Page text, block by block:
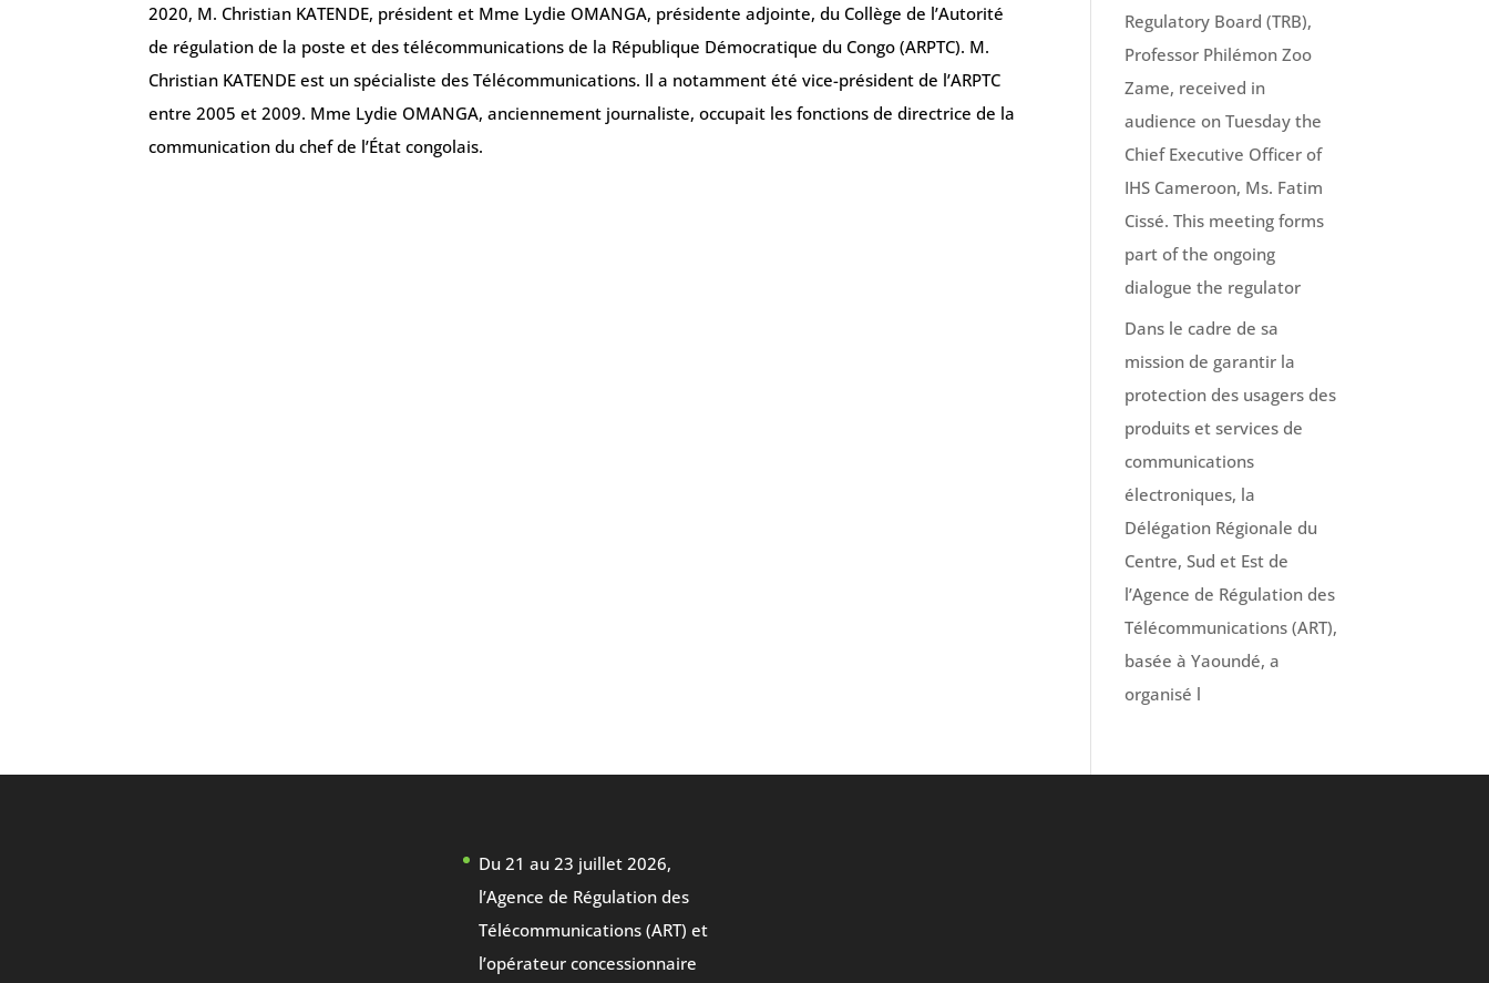
2020, M. Christian KATENDE, président et Mme Lydie OMANGA, présidente adjointe, du Collège de l’Autorité
de régulation de la poste et des télécommunications de la République Démocratique du Congo (ARPTC). M.
Christian KATENDE est un spécialiste des Télécommunications. Il a notamment été vice-président de l’ARPTC
entre 2005 et 2009. Mme Lydie OMANGA, anciennement journaliste, occupait les fonctions de directrice de la
communication du chef de l’État congolais.
Regulatory Board (TRB),
Professor Philémon Zoo
Zame, received in
audience on Tuesday the
Chief Executive Officer of
IHS Cameroon, Ms. Fatim
Cissé. This meeting forms
part of the ongoing
dialogue the regulator
Dans le cadre de sa
mission de garantir la
protection des usagers des
produits et services de
communications
électroniques, la
Délégation Régionale du
Centre, Sud et Est de
l’Agence de Régulation des
Télécommunications (ART),
basée à Yaoundé, a
organisé l
Du 21 au 23 juillet 2026,
l’Agence de Régulation des
Télécommunications (ART) et
l’opérateur concessionnaire